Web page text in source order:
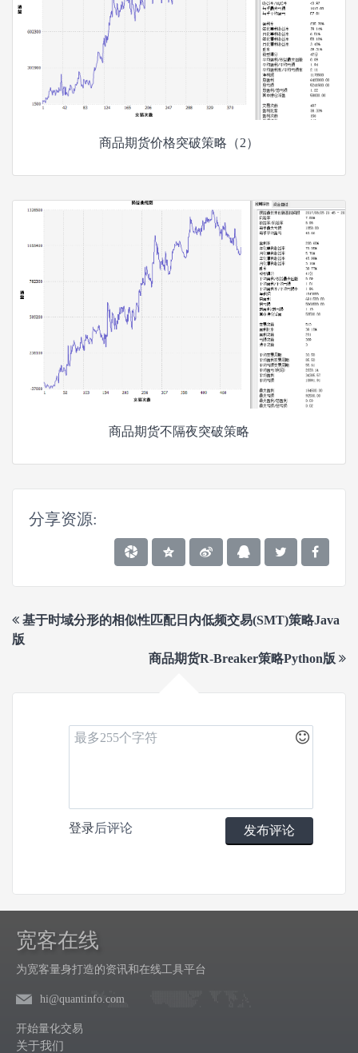
商品期货价格突破策略（2）
商品期货不隔夜突破策略
分享资源:
基于时域分形的相似性匹配日内低频交易(SMT)策略Java
版
商品期货R-Breaker策略Python版
登录后评论 发布评论
宽客在线
为宽客量身打造的资讯和在线工具平台
hi@quantinfo.com
开始量化交易
关于我们